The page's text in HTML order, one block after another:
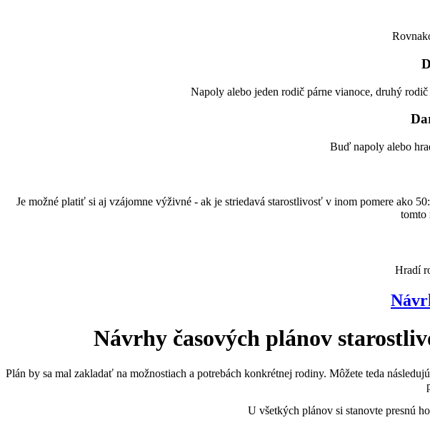
Napoly alebo jeden rodič párne vianoce, druhý
Buď napoly alebo
Je možné platiť si aj vzájomne výživné - ak je striedavá starostlivosť v inom pomere ako
tomto
Hradí
Návrhy časových plánov
Plán by sa mal zakladať na možnostiach a potrebách konkrétnej rodiny. Môžete teda
U všetkých plánov si stanovte presnú